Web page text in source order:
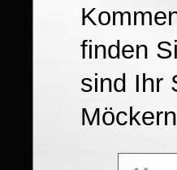
finden
sind Ihr